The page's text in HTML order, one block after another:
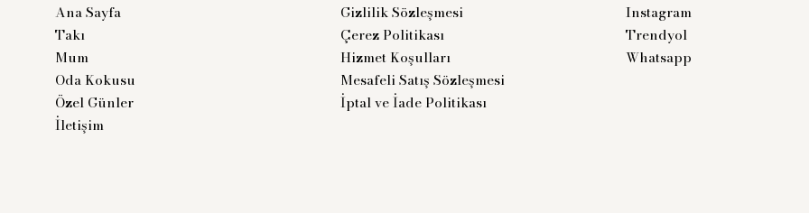
Ana Sayfa
Takı
Mum
Oda Kokusu
Özel Günler
İletişim
Gizlilik Sözleşmesi
Çerez Politikası
Hizmet Koşulları
Mesafeli Satış Sözleşmesi
İptal ve İade Politikası
Instagram
Trendyol
Whatsapp